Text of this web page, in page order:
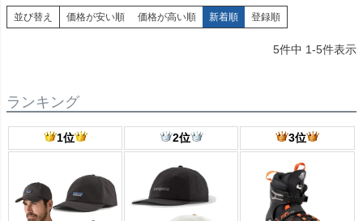
並び替え 価格が安い順 価格が高い順 新着順 登録順
5件中 1-5件表示
ランキング
1位 2位 3位